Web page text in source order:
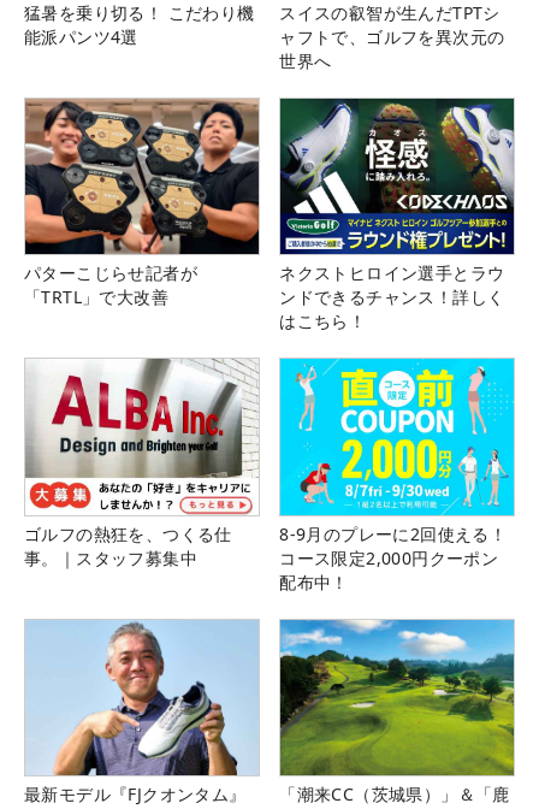
猛暑を乗り切る！ こだわり機
能派パンツ4選
スイスの叡智が生んだTPTシ
ャフトで、ゴルフを異次元の
世界へ
パターこじらせ記者が
「TRTL」で大改善
ネクストヒロイン選手とラウ
ンドできるチャンス！詳しく
はこちら！
ゴルフの熱狂を、つくる仕
事。｜スタッフ募集中
8-9月のプレーに2回使える！
コース限定2,000円クーポン
配布中！
最新モデル『FJクオンタム』
「潮来CC（茨城県）」＆「鹿